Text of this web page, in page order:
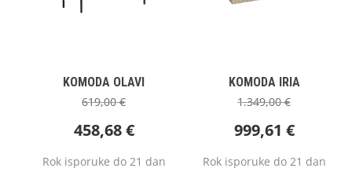
KOMODA OLAVI
619,00€
458,68€
Rok isporuke do 21 dan
KOMODA IRIA
1.349,00€
999,61 €
Rok isporuke do 21 dan